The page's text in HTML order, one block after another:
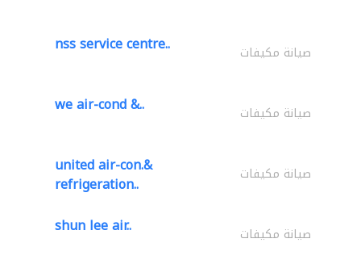
nss service centre.. صيانة مكيفات
we air-cond &.. صيانة مكيفات
united air-con.&
refrigeration.. صيانة مكيفات
shun lee air.. صيانة مكيفات